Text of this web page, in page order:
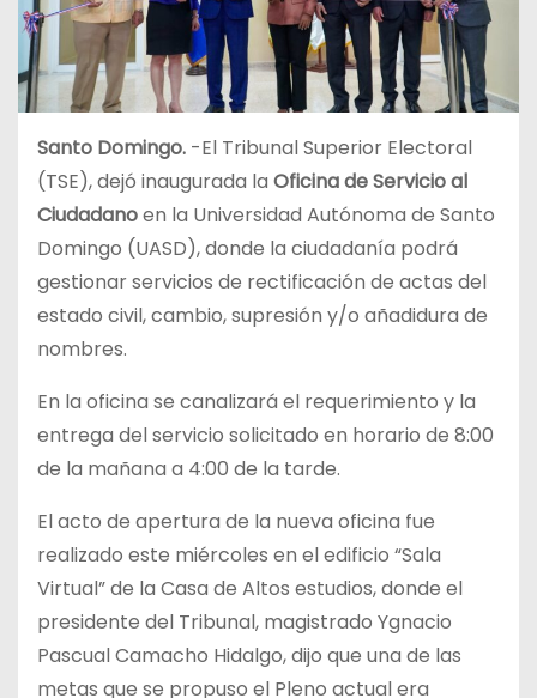
Santo Domingo. -El Tribunal Superior Electoral
(TSE), dejó inaugurada la Oficina de Servicio al
Ciudadanoen la Universidad Autónoma de Santo
Domingo (UASD), donde la ciudadanía podrá
gestionar servicios de rectificación de actas del
estado civil, cambio, supresión y/o añadidura de
nombres.
En la oficina se canalizará el requerimiento y la
entrega del servicio solicitado en horario de 8:00
de la mañana a 4:00 de la tarde.
El acto de apertura de la nueva oficina fue
realizado este miércoles en el edificio “Sala
Virtual” de la Casa de Altos estudios, donde el
presidente del Tribunal, magistrado Ygnacio
Pascual Camacho Hidalgo, dijo que una de las
metas que se propuso el Pleno actual era